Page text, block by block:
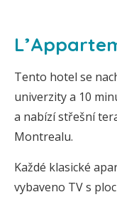
Tento hotel se
univerzity a 10
a nabízí střešní
Montrealu.
Každé klasické
vybaveno TV s